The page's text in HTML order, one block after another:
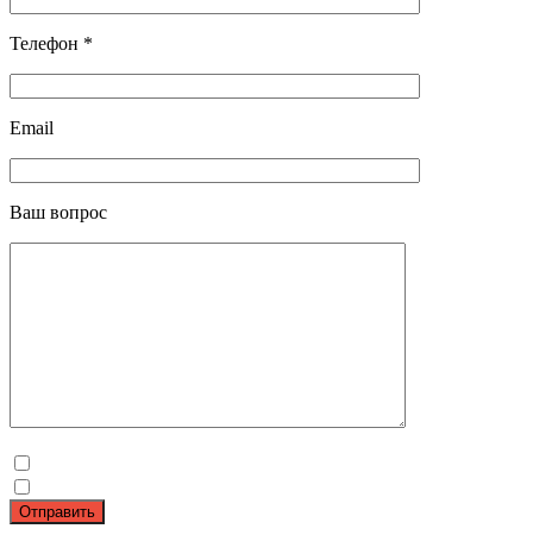
Телефон *
Email
Ваш вопрос
Отправить